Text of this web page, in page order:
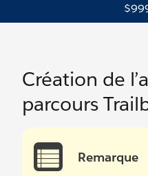
Création de
parcours
Remarque